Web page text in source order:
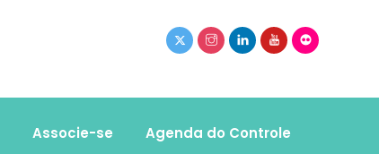
Associe-se Agenda do Controle